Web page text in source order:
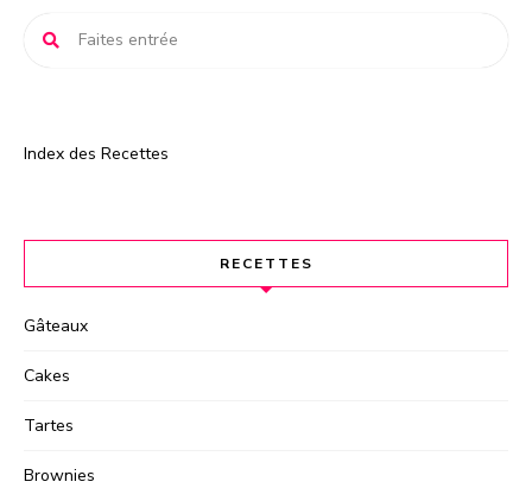
Index des Recettes
RECETTES
Gâteaux
Cakes
Tartes
Brownies